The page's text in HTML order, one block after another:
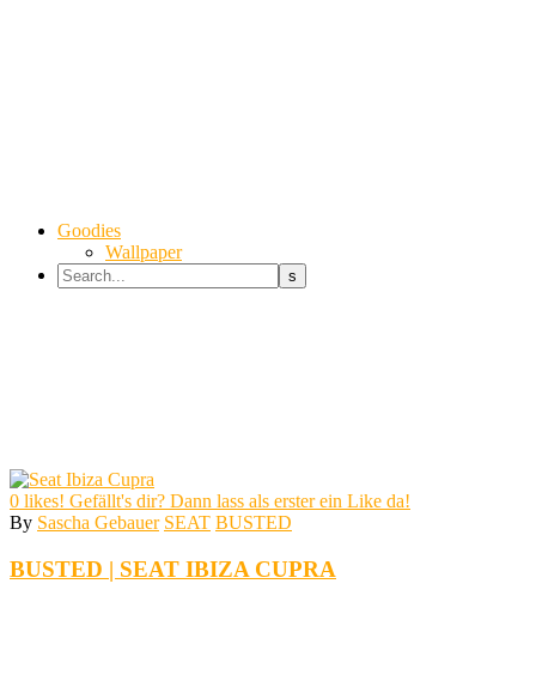
Goodies
Wallpaper
0 likes! Gefällt's dir? Dann lass als erster ein Like da!
By Sascha Gebauer SEAT BUSTED
BUSTED | SEAT IBIZA CUPRA